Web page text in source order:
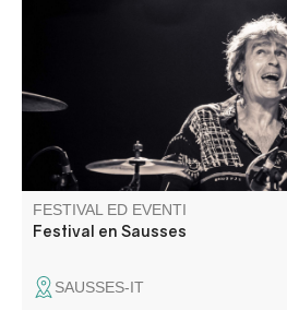
umani. Artisti internazionali,
disposizione per condividere
FESTIVAL ED EVENTI
Festival en Sausses
SAUSSES-IT